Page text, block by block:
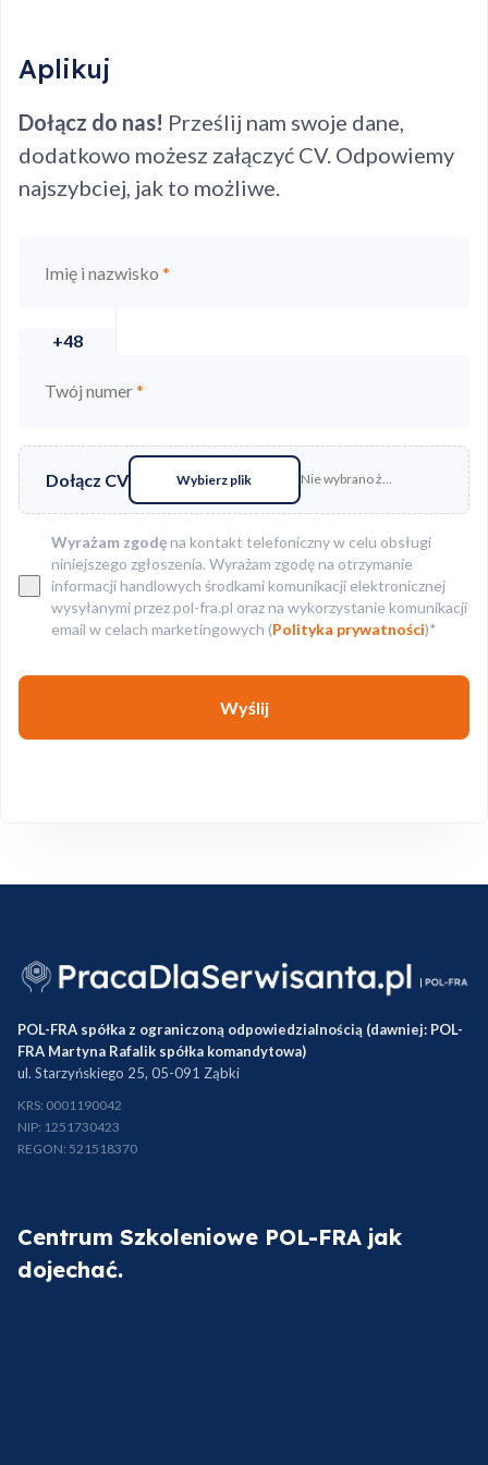
Aplikuj
Dołącz do nas! Prześlij nam swoje dane,
dodatkowo możesz załączyć CV. Odpowiemy
najszybciej, jak to możliwe.
Imię i nazwisko *
+48
Twój numer*
Dołącz CV Wybierz plik Nie wybrano żadnego pliku
Wyrażam zgodęna kontakt telefoniczny w celu obsługi
niniejszego zgłoszenia. Wyrażam zgodę na otrzymanie
informacji handlowych środkami komunikacji elektronicznej
wysyłanymi przez pol-fra.pl oraz na wykorzystanie komunikacji
email w celach marketingowych (Polityka prywatności)*
Wyślij
POL-FRA spółka z ograniczoną odpowiedzialnością (dawniej: POL-
FRA Martyna Rafalik spółka komandytowa)
ul. Starzyńskiego 25, 05-091 Ząbki
KRS: 0001190042
NIP: 1251730423
REGON: 521518370
Centrum Szkoleniowe POL-FRA jak
dojechać.